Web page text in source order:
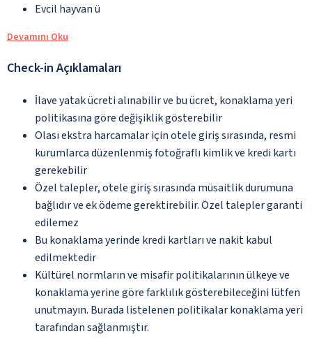
Evcil hayvan ü
Devamını Oku
Check-in Açıklamaları
İlave yatak ücreti alınabilir ve bu ücret, konaklama yeri
politikasına göre değişiklik gösterebilir
Olası ekstra harcamalar için otele giriş sırasında, resmi
kurumlarca düzenlenmiş fotoğraflı kimlik ve kredi kartı
gerekebilir
Özel talepler, otele giriş sırasında müsaitlik durumuna
bağlıdır ve ek ödeme gerektirebilir. Özel talepler garanti
edilemez
Bu konaklama yerinde kredi kartları ve nakit kabul
edilmektedir
Kültürel normların ve misafir politikalarının ülkeye ve
konaklama yerine göre farklılık gösterebileceğini lütfen
unutmayın. Burada listelenen politikalar konaklama yeri
tarafından sağlanmıştır.